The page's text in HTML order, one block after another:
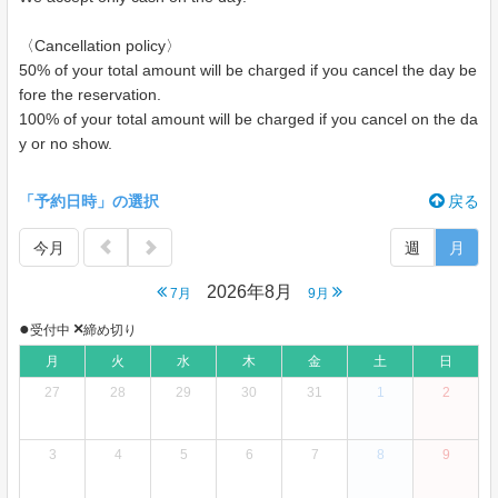
〈Cancellation policy〉
50% of your total amount will be charged if you cancel the day be
fore the reservation.
100% of your total amount will be charged if you cancel on the da
y or no show.
戻る
「予約日時」の選択
今月
7月 2026年8月 9月
週 月
●受付中 ×締め切り
月
火 水 木 金 土
日
27
28 29 30 31 1 2
3 4 5 6 7 8 9